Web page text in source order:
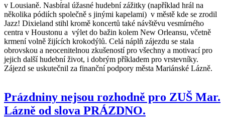
v Lousianě. Nasbíral úžasné hudební zážitky (například hrál na
několika pódiích společně s jinými kapelami) v městě kde se zrodil
Jazz! Dixieland stihl kromě koncertů také návštěvu vesmírného
centra v Houstonu a výlet do bažin kolem New Orleansu, včetně
krmení volně žijících krokodýlů. Celá náplň zájezdu se stala
obrovskou a neocenitelnou zkušeností pro všechny a motivací pro
jejich další hudební život, i dobrým příkladem pro vrstevníky.
Zájezd se uskutečnil za finanční podpory města Mariánské Lázně.
Prázdniny nejsou rozhodně pro ZUŠ Mar.
Lázně od slova PRÁZDNO.